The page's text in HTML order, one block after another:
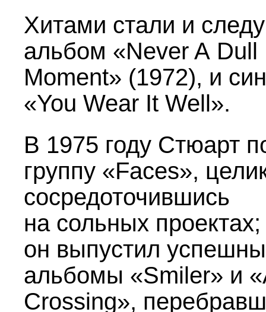
Хитами стали и
альбом «Never A Dull
Moment» (1972), и
«You Wear It Well».
В 1975 году Стюарт
группу «Faces»,
сосредоточившись
на сольных проектах;
он выпустил
альбомы «Smiler» и
Crossing»,